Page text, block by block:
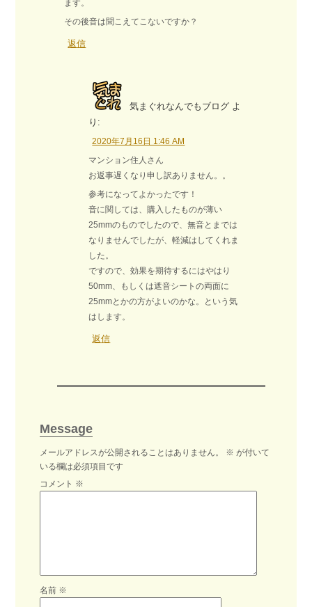
ます。
その後音は聞こえてこないですか？
返信
気まぐれなんでもブログ よ
り:
2020年7月16日 1:46 AM
マンション住人さん
お返事遅くなり申し訳ありません。。
参考になってよかったです！
音に関しては、購入したものが薄い
25mmのものでしたので、無音とまでは
なりませんでしたが、軽減はしてくれま
した。
ですので、効果を期待するにはやはり
50mm、もしくは遮音シートの両面に
25mmとかの方がよいのかな。という気
はします。
返信
Message
メールアドレスが公開されることはありません。 ※ が付いて
いる欄は必須項目です
コメント ※
名前 ※